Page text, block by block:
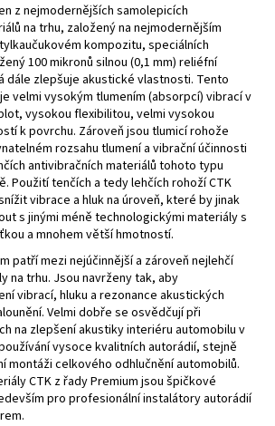
z nejmodernějších samolepicích
na trhu, založený na nejmodernějším
kompozitu, speciálních
100 mikronů silnou (0,1 mm) reliéfní
dále zlepšuje akustické vlastnosti. Tento
velmi vysokým tlumením (absorpcí) vibrací v
vysokou flexibilitou, velmi vysokou
k povrchu. Zároveň jsou tlumicí rohože
rozsahu tlumení a vibrační účinnosti
antivibračních materiálů tohoto typu
Použití tenčích a tedy lehčích rohoží CTK
vibrace a hluk na úroveň, které by jinak
s jinými méně technologickými materiály s
a mnohem větší hmotností.
patří mezi nejúčinnější a zároveň nejlehčí
na trhu. Jsou navrženy tak, aby
vibrací, hluku a rezonance akustických
Velmi dobře se osvědčují při
na zlepšení akustiky interiéru automobilu v
vysoce kvalitních autorádií, stejně
montáži celkového odhlučnění automobilů.
CTK z řady Premium jsou špičkové
pro profesionální instalátory autorádií